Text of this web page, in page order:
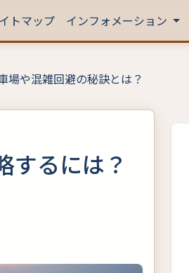
トマップ インフォメーション
場や混雑回避の秘訣とは？
するには？